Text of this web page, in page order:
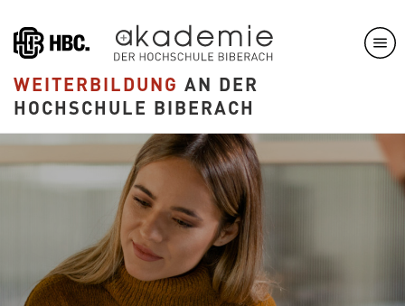
zum
Inhalt
WEITERBILDUNG AN DER
HOCHSCHULE BIBERACH